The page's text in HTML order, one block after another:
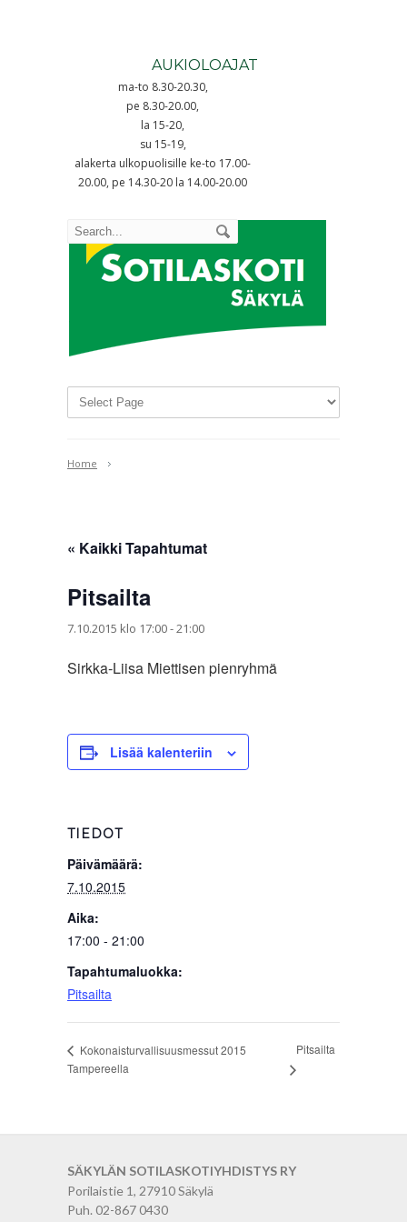
AUKIOLOAJAT
ma-to 8.30-20.30,
pe 8.30-20.00,
la 15-20,
su 15-19,
alakerta ulkopuolisille ke-to 17.00-
20.00, pe 14.30-20 la 14.00-20.00
Home
« Kaikki Tapahtumat
Pitsailta
7.10.2015 klo 17:00-21:00
Sirkka-Liisa Miettisen pienryhmä
Lisää kalenteriin
TIEDOT
Päivämäärä:
7.10.2015
Aika:
17:00 - 21:00
Tapahtumaluokka:
Pitsailta
Kokonaisturvallisuusmessut 2015
Tampereella
Pitsailta
SÄKYLÄN SOTILASKOTIYHDISTYS RY
Porilaistie 1, 27910 Säkylä
Puh. 02-867 0430